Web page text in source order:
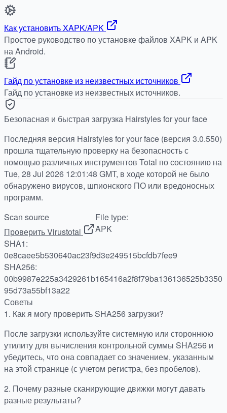
Как установить XAPK/APK
Простое руководство по установке файлов XAPK и APK
на Android.
Гайд по установке из неизвестных источников
Гайд по установке из неизвестных источников.
Безопасная и быстрая загрузка Hairstyles for your face
Последняя версия Hairstyles for your face (версия 3.0.550)
прошла тщательную проверку на безопасность с
помощью различных инструментов Total по состоянию на
Tue, 28 Jul 2026 12:01:48 GMT, в ходе которой не было
обнаружено вирусов, шпионского ПО или вредоносных
программ.
Scan source
Проверить Virustotal
File type:
APK
SHA1:
0e8caee5b530640ac23f9d3e249515bcfdb7fee9
SHA256:
00b9987e225a3429261b165416a2f8f79ba136136525b3350
95d73a55bf13a22
Советы
1. Как я могу проверить SHA256 загрузки?
После загрузки используйте системную или стороннюю
утилиту для вычисления контрольной суммы SHA256 и
убедитесь, что она совпадает со значением, указанным
на этой странице (с учетом регистра, без пробелов).
2. Почему разные сканирующие движки могут давать
разные результаты?